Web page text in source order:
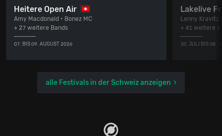
Heitere Open Air
Amy Macdonald • Bonez MC
+ 27 weitere Bands
07. BIS 09. AUGUST 2026
Lakelive
Lenny Kravitz
+ 41 weitere
30. JULI BIS 08.
alle Festivals in der Schweiz anzeigen